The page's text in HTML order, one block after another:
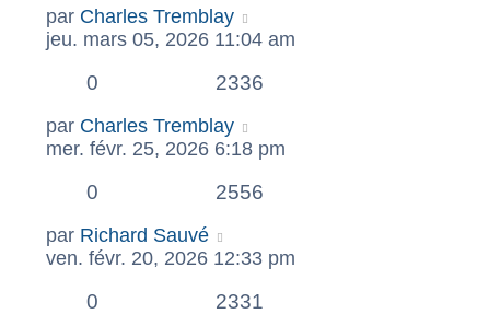
par Charles Tremblay
jeu. mars 05, 2026 11:04 am
0 2336
par Charles Tremblay
mer. févr. 25, 2026 6:18 pm
0 2556
par Richard Sauvé
ven. févr. 20, 2026 12:33 pm
0 2331